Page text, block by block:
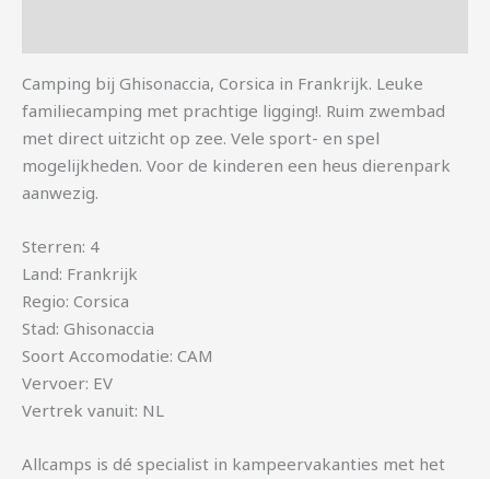
Camping bij Ghisonaccia, Corsica in Frankrijk. Leuke
familiecamping met prachtige ligging!. Ruim zwembad
met direct uitzicht op zee. Vele sport- en spel
mogelijkheden. Voor de kinderen een heus dierenpark
aanwezig.
Sterren: 4
Land: Frankrijk
Regio: Corsica
Stad: Ghisonaccia
Soort Accomodatie: CAM
Vervoer: EV
Vertrek vanuit: NL
Allcamps is dé specialist in kampeervakanties met het